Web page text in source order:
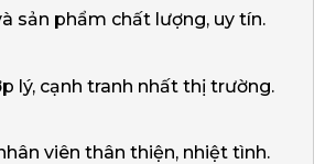
sản phẩm chất lượng, uy tín.
lý, cạnh tranh nhất thị trường.
viên thân thiện, nhiệt tình.